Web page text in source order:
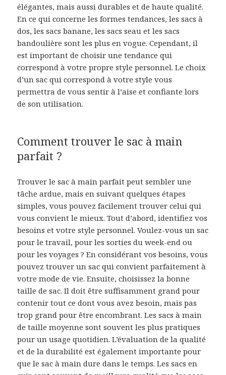
élégantes, mais aussi durables et de haute qualité.
En ce qui concerne les formes tendances, les sacs à
dos, les sacs banane, les sacs seau et les sacs
bandoulière sont les plus en vogue. Cependant, il
est important de choisir une tendance qui
correspond à votre propre style personnel. Le choix
d’un sac qui correspond à votre style vous
permettra de vous sentir à l’aise et confiante lors
de son utilisation.
Comment trouver le sac à main
parfait ?
Trouver le sac à main parfait peut sembler une
tâche ardue, mais en suivant quelques étapes
simples, vous pouvez facilement trouver celui qui
vous convient le mieux. Tout d’abord, identifiez vos
besoins et votre style personnel. Voulez-vous un sac
pour le travail, pour les sorties du week-end ou
pour les voyages ? En considérant vos besoins, vous
pouvez trouver un sac qui convient parfaitement à
votre mode de vie. Ensuite, choisissez la bonne
taille de sac. Il doit être suffisamment grand pour
contenir tout ce dont vous avez besoin, mais pas
trop grand pour être encombrant. Les sacs à main
de taille moyenne sont souvent les plus pratiques
pour un usage quotidien. L’évaluation de la qualité
et de la durabilité est également importante pour
que le sac à main dure dans le temps. Les sacs en